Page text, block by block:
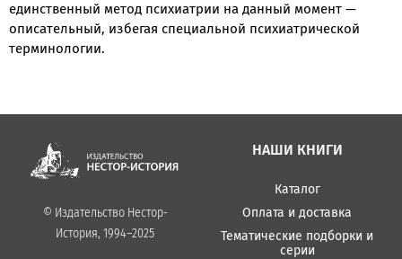
единственный метод психиатрии на данный момент —
описательный, избегая специальной психиатрической
терминологии.
© Издательство Нестор-
История, 1994–2025
НАШИ КНИГИ
Каталог
Оплата и доставка
Тематические подборки и
серии